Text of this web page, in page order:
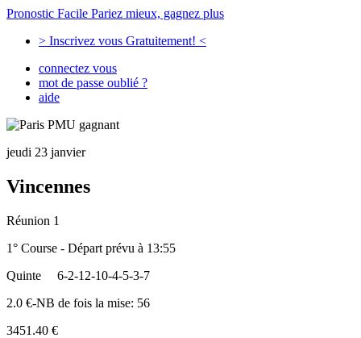
Pronostic Facile Pariez mieux, gagnez plus
> Inscrivez vous Gratuitement! <
connectez vous
mot de passe oublié ?
aide
jeudi 23 janvier
Vincennes
Réunion 1
1° Course - Départ prévu à 13:55
Quinte
6-2-12-10-4-5-3-7
2.0 €-NB de fois la mise: 56
3451.40 €